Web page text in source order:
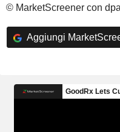
© MarketScreener con
Aggiungi